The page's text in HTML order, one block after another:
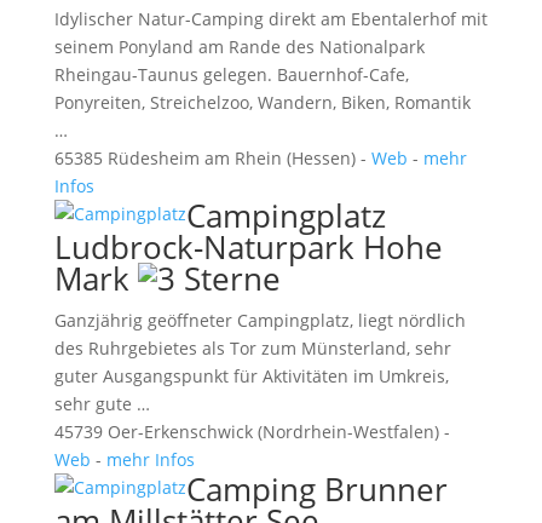
Idylischer Natur-Camping direkt am Ebentalerhof mit
seinem Ponyland am Rande des Nationalpark
Rheingau-Taunus gelegen. Bauernhof-Cafe,
Ponyreiten, Streichelzoo, Wandern, Biken, Romantik
…
65385 Rüdesheim am Rhein (Hessen) - Web - mehr
Infos
Campingplatz
Ludbrock-Naturpark Hohe
Mark
Ganzjährig geöffneter Campingplatz, liegt nördlich
des Ruhrgebietes als Tor zum Münsterland, sehr
guter Ausgangspunkt für Aktivitäten im Umkreis,
sehr gute …
45739 Oer-Erkenschwick (Nordrhein-Westfalen) -
Web - mehr Infos
Camping Brunner